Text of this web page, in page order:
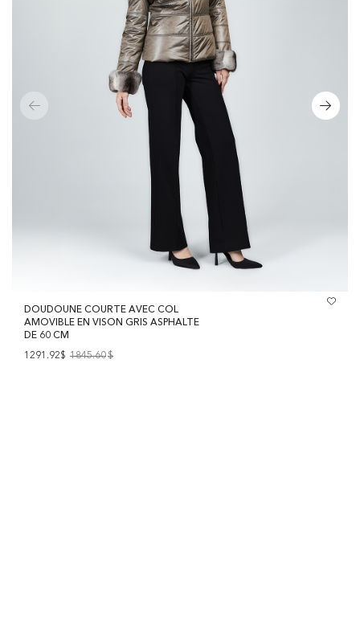
DOUDOUNE COURTE AVEC COL
AMOVIBLE EN VISON GRIS ASPHALTE
DE 60 CM
1291.92$ 1845.60$